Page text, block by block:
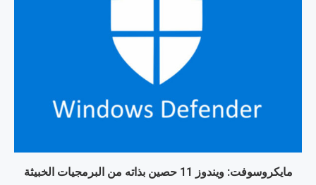
مايكروسوفت: ويندوز 11 حصين بذاته من البرمجيات الخبيثة